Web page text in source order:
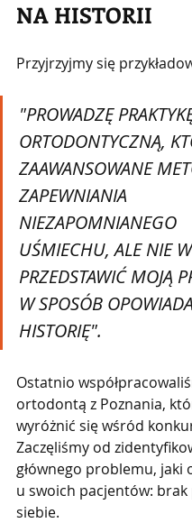
NA HISTORII
Przyjrzyjmy się
"PROWADZĘ
ORTODONTYCZNĄ,
ZAAWANSOWANE
ZAPEWNIANIA
NIEZAPOMNIANEGO
UŚMIECHU, ALE NIE
PRZEDSTAWIĆ MOJĄ
W SPOSÓB
HISTORIĘ".
Ostatnio
ortodontą z Poznania,
wyróżnić się wśród
Zaczęliśmy od
głównego problemu, jaki
u swoich pacjentów: brak
siebie.